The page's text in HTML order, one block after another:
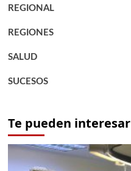
REGIONAL
REGIONES
SALUD
SUCESOS
Te pueden interesar